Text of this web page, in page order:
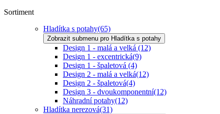
Sortiment
Hladítka s potahy(65)
Zobrazit submenu pro Hladítka s potahy
Design 1 - malá a velká (12)
Design 1 - excentrická(9)
Design 1 - špaletová (4)
Design 2 - malá a velká(12)
Design 2 - špaletová(4)
Design 3 - dvoukomponentní(12)
Náhradní potahy(12)
Hladítka nerezová(31)